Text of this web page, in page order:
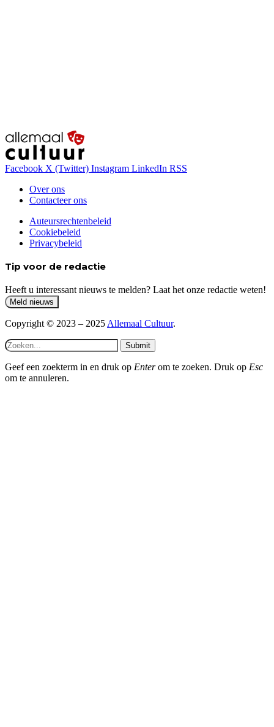
Facebook X (Twitter) Instagram LinkedIn RSS
Over ons
Contacteer ons
Auteursrechtenbeleid
Cookiebeleid
Privacybeleid
Tip voor de redactie
Heeft u interessant nieuws te melden? Laat het onze redactie weten!
Copyright © 2023 – 2025Allemaal Cultuur.
Submit
Geef een zoekterm in en druk op Enterom te zoeken. Druk op Esc
om te annuleren.